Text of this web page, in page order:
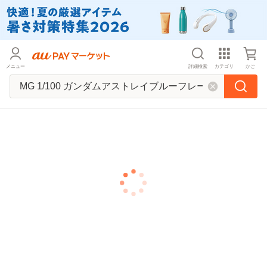
メニュー 詳細検索 カテゴリ かご